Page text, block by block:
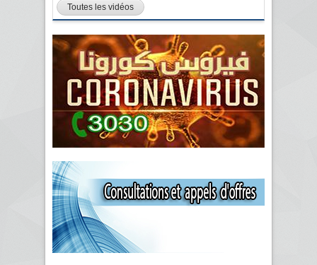
Toutes les vidéos